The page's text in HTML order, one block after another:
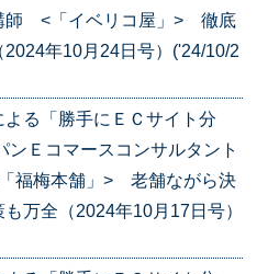
師 <「イベリコ屋」> 徹底
年10月24日号）('24/10/2
よる「勝手にＥＣサイト分
Ｅコマースコンサルタント
梅本舗」> 老舗ながら決
万全（2024年10月17日号）